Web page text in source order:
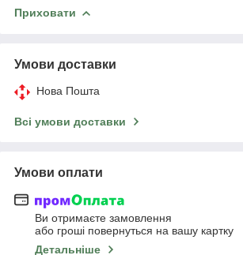
Приховати
Умови доставки
Нова Пошта
Всі умови доставки
Умови оплати
Ви отримаєте замовлення
або гроші повернуться на вашу картку
Детальніше